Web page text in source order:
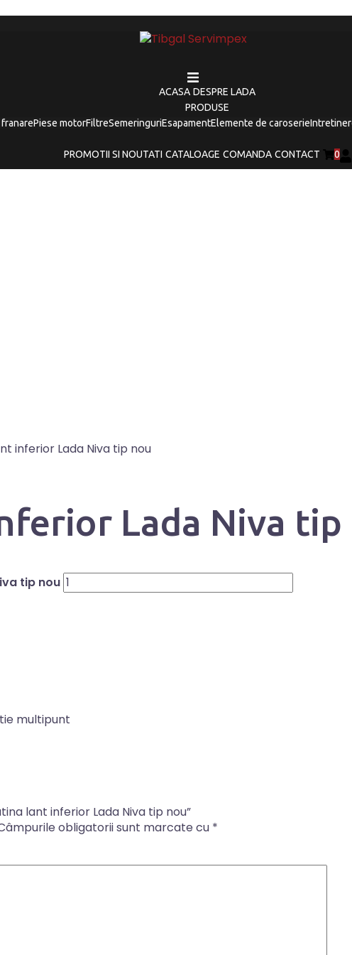
ACASA DESPRE LADA
PRODUSE
Piese motorFiltreSemeringuriEsapamentElemente de caroserie
PROMOTII SI NOUTATI CATALOAGE COMANDA CONTACT 0
inferior Lada Niva tip nou
Lada Niva tip
tip nou
multipunt
lant inferior Lada Niva tip nou”
obligatorii sunt marcate cu *